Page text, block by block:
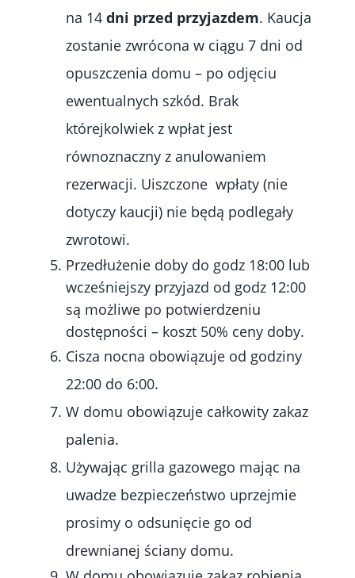
na 14 dni przed przyjazdem. Kaucja
zostanie zwrócona w ciągu 7 dni od
opuszczenia domu – po odjęciu
ewentualnych szkód. Brak
którejkolwiek z wpłat jest
równoznaczny z anulowaniem
rezerwacji. Uiszczone wpłaty (nie
dotyczy kaucji) nie będą podlegały
zwrotowi.
Przedłużenie doby do godz 18:00 lub
wcześniejszy przyjazd od godz 12:00
są możliwe po potwierdzeniu
dostępności – koszt 50% ceny doby.
Cisza nocna obowiązuje od godziny
22:00 do 6:00.
W domu obowiązuje całkowity zakaz
palenia.
Używając grilla gazowego mając na
uwadze bezpieczeństwo uprzejmie
prosimy o odsunięcie go od
drewnianej ściany domu.